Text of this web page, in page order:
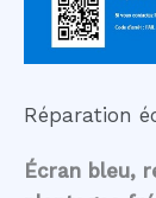
Réparation
Écran bleu,